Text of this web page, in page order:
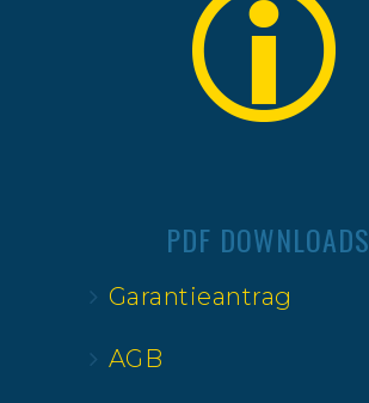
PDF DOWNLOADS
Garantieantrag
AGB